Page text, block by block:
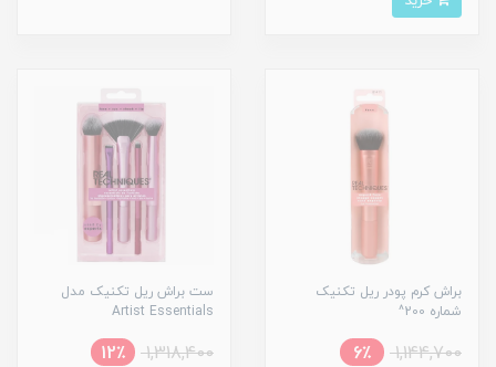
براش کرم پودر ریل تکنیک
شماره 200^
1,144,700
6٪
ست براش ریل تکنیک مدل
Artist Essentials
1,318,400
12٪